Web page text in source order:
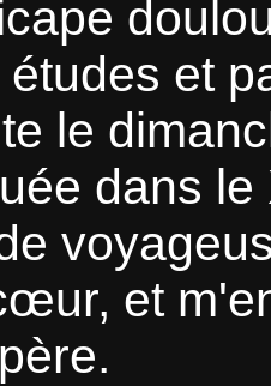
et
le
dans
et